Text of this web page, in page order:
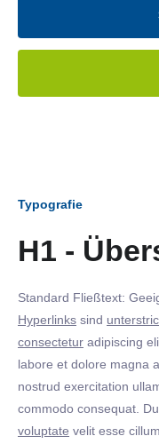
Typografie
H1 -
Standard Fließtext:
Hyperlinks sind
consectetur adipiscing
labore et dolore magna
nostrud exercitation
commodo consequat.
voluptate velit esse